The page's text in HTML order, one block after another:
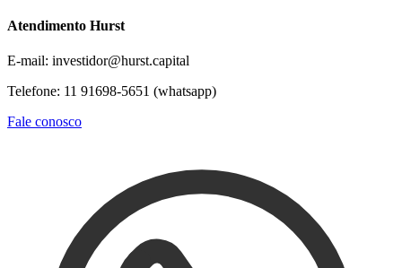
Atendimento Hurst
E-mail: investidor@hurst.capital
Telefone: 11 91698-5651 (whatsapp)
Fale conosco